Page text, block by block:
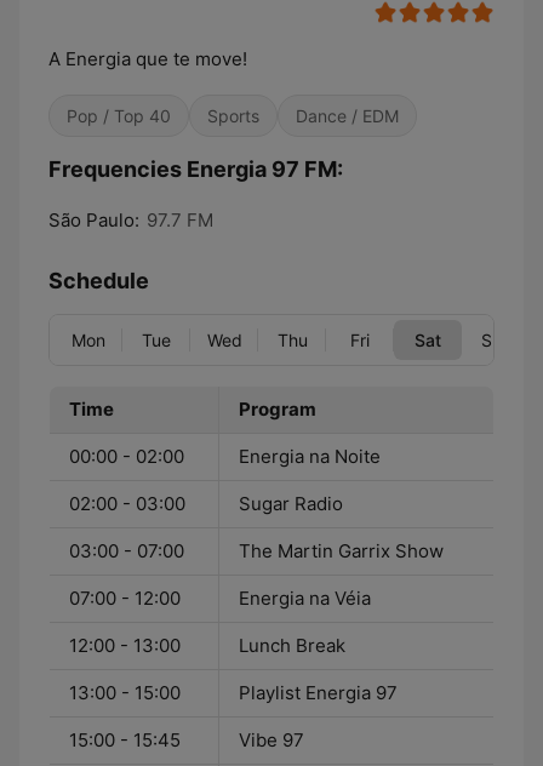
A Energia que te move!
Pop / Top 40 Sports Dance / EDM
Frequencies Energia 97 FM:
São Paulo: 97.7 FM
Schedule
Mon Tue Wed Thu Fri Sat Sun
Time Program
00:00 - 02:00 Energia na Noite
02:00 - 03:00 Sugar Radio
03:00 - 07:00 The Martin Garrix Show
07:00 - 12:00 Energia na Véia
12:00 - 13:00 Lunch Break
13:00 - 15:00 Playlist Energia 97
15:00 - 15:45 Vibe 97